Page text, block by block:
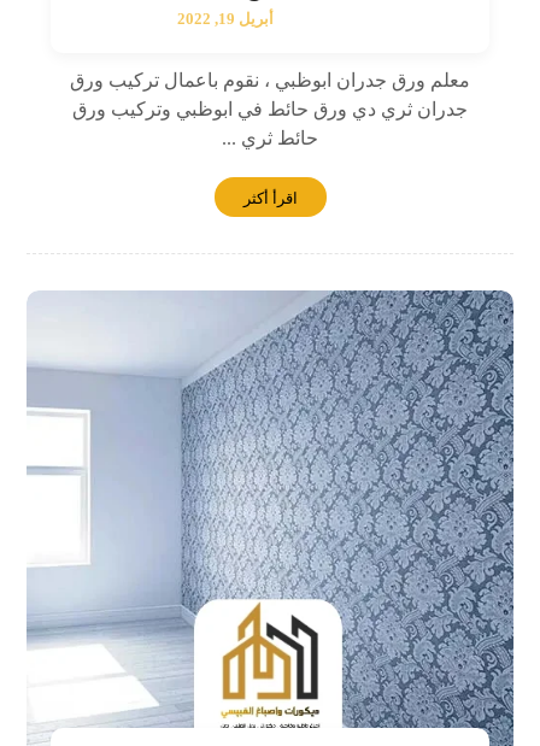
أبريل 19, 2022
معلم ورق جدران ابوظبي ، نقوم باعمال تركيب ورق
جدران ثري دي ورق حائط في ابوظبي وتركيب ورق
حائط ثري ...
اقرأ أكثر